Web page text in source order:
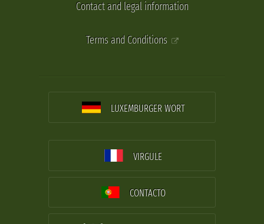
Contact and legal information
Terms and Conditions
LUXEMBURGER WORT
VIRGULE
CONTACTO